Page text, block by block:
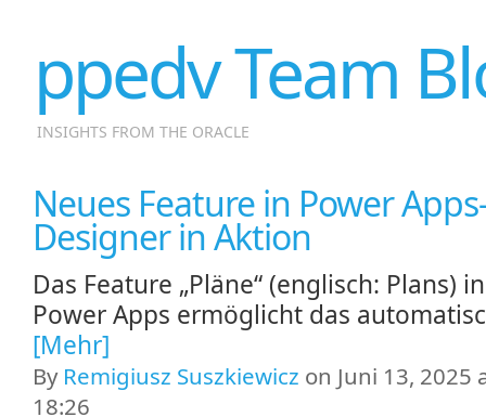
ppedv Team
INSIGHTS FROM THE ORACLE
Neues Feature in Power
Designer in Aktion
Das Feature „Pläne“ (englisch: Plans) in
Power Apps ermöglicht das
[Mehr]
By Remigiusz Suszkiewicz on Juni 13, 2025
18:26